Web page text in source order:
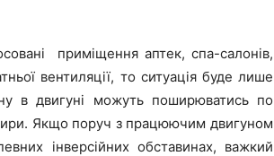
приміщення аптек, спа-салонів,
вентиляції, то ситуація буде лише
в двигуні можуть поширюватись по
Якщо поруч з працюючим двигуном
інверсійних обставинах, важкий